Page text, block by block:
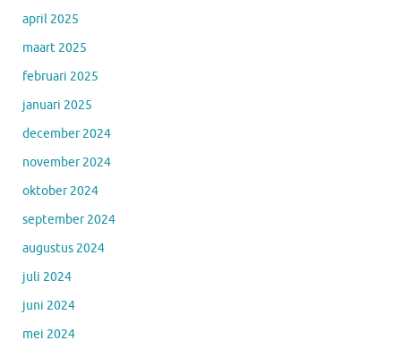
april 2025
maart 2025
februari 2025
januari 2025
december 2024
november 2024
oktober 2024
september 2024
augustus 2024
juli 2024
juni 2024
mei 2024